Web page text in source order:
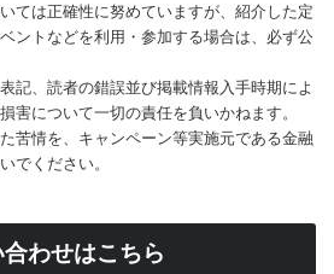
ては正確性に努めていますが、紹介した定
ントなどを利用・参加する場合は、必ず公
記、読者の錯誤並び掲載情報入手時期によ
害について一切の責任を負いかねます。
苦情を、キャンペーン等実施元である金融
でください。
わせはこちら